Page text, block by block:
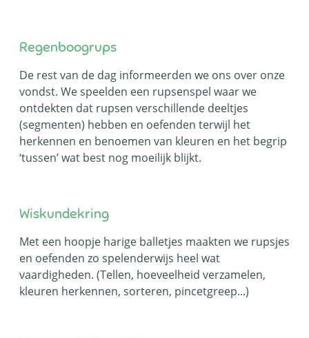
Regenboogrups
De rest van de dag informeerden we ons over onze
vondst. We speelden een rupsenspel waar we
ontdekten dat rupsen verschillende deeltjes
(segmenten) hebben en oefenden terwijl het
herkennen en benoemen van kleuren en het begrip
‘tussen’ wat best nog moeilijk blijkt.
Wiskundekring
Met een hoopje harige balletjes maakten we rupsjes
en oefenden zo spelenderwijs heel wat
vaardigheden. (Tellen, hoeveelheid verzamelen,
kleuren herkennen, sorteren, pincetgreep...)